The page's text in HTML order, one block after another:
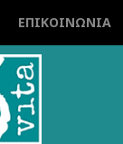
ΕΠΙΚΟΙΝΩΝΊΑ